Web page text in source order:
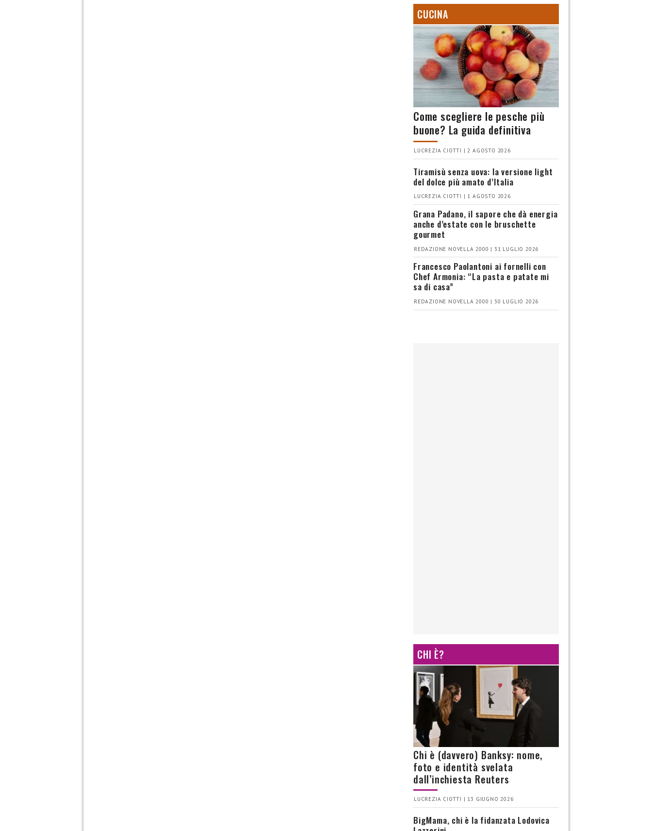
CUCINA
Come scegliere le pesche più
buone? La guida definitiva
LUCREZIA CIOTTI | 2 AGOSTO 2026
Tiramisù senza uova: la versione light
del dolce più amato d’Italia
LUCREZIA CIOTTI | 1 AGOSTO 2026
Grana Padano, il sapore che dà energia
anche d’estate con le bruschette
gourmet
REDAZIONE NOVELLA 2000 | 31 LUGLIO 2026
Francesco Paolantoni ai fornelli con
Chef Armonia: “La pasta e patate mi
sa di casa”
REDAZIONE NOVELLA 2000 | 30 LUGLIO 2026
CHI È?
Chi è (davvero) Banksy: nome,
foto e identità svelata
dall’inchiesta Reuters
LUCREZIA CIOTTI | 13 GIUGNO 2026
BigMama, chi è la fidanzata Lodovica